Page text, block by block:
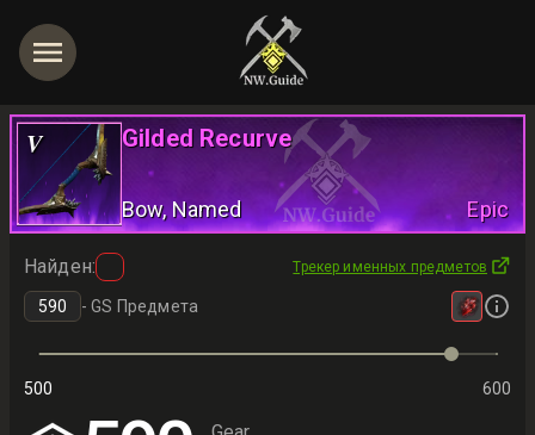
V Gilded Recurve
Bow, Named Epic
Найден: Трекер именных предметов
-GS Предмета
500 600